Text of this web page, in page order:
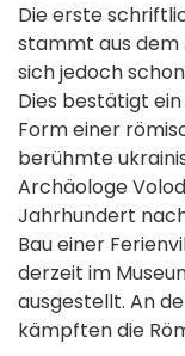
Die erste
stammt aus dem
sich jedoch
Dies bestätigt
Form einer
berühmte
Archäologe
Jahrhundert
Bau einer
derzeit im
ausgestellt. An
kämpften die